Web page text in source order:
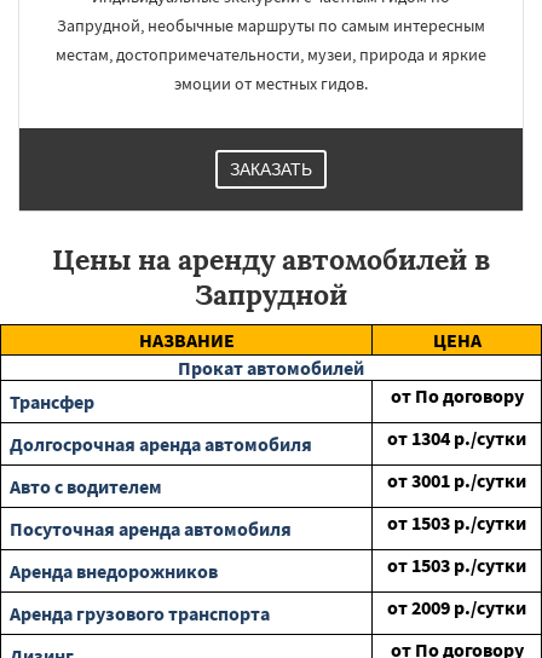
Запрудной, необычные маршруты по самым интересным
местам, достопримечательности, музеи, природа и яркие
эмоции от местных гидов.
ЗАКАЗАТЬ
Цены на аренду автомобилей в
Запрудной
НАЗВАНИЕ
ЦЕНА
Прокат автомобилей
Трансфер
от По договору
Долгосрочная аренда автомобиля
от 1304 р./сутки
Авто с водителем
от3001 р./сутки
Посуточная аренда автомобиля
от 1503 р./сутки
Аренда внедорожников
от 1503 р./сутки
Аренда грузового транспорта
от2009 р./сутки
от По договору